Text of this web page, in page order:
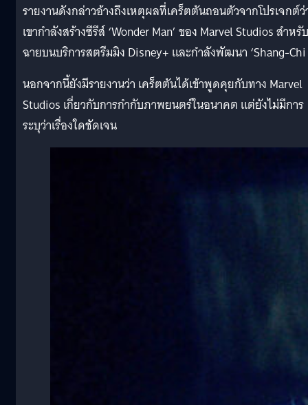
รายงานดังกล่าวอ้างถึงเหตุผลที่เคร็ตตันถอนตัวจากโปรเจกต์ว่
เขากำลังสร้างซีรีส์ ‘Wonder Man’ ของ Marvel Studios สำหรับ
ฉายบนบริการสตรีมมิง Disney+ และกำลังพัฒนา ‘Shang-Chi
นอกจากนี้ยังมีรายงานว่า เคร็ตตันได้เข้าพูดคุยกับทาง Marvel
Studios เกี่ยวกับการกำกับภาพยนตร์ในอนาคต แต่ยังไม่มีการ
ระบุว่าเรื่องใดชัดเจน